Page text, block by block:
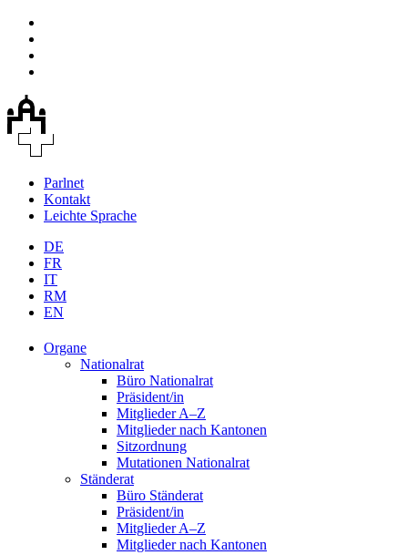
Parlnet
Kontakt
Leichte Sprache
DE
FR
IT
RM
EN
Organe
Nationalrat
Büro Nationalrat
Präsident/in
Mitglieder A–Z
Mitglieder nach Kantonen
Sitzordnung
Mutationen Nationalrat
Ständerat
Büro Ständerat
Präsident/in
Mitglieder A–Z
Mitglieder nach Kantonen